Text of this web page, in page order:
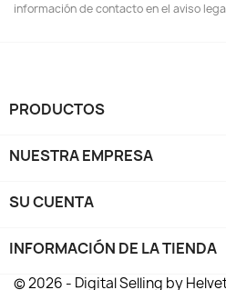
información de contacto en el aviso
PRODUCTOS
NUESTRA EMPRESA
SU CUENTA
INFORMACIÓN DE LA TIENDA
© 2026 - Digital Selling by